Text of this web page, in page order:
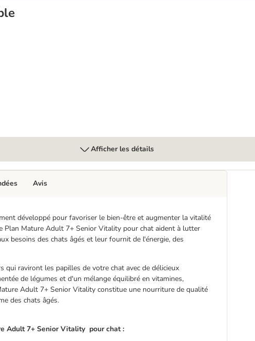
Afficher les détails
développé pour favoriser le bien-être et augmenter la vitalité
Plan Mature Adult 7+ Senior Vitality pour chat aident à lutter
besoins des chats âgés et leur fournit de l'énergie, des
qui raviront les papilles de votre chat avec de délicieux
de légumes et d'un mélange équilibré en vitamines,
Adult 7+ Senior Vitality constitue une nourriture de qualité
des chats âgés.
Adult 7+ Senior Vitality pour chat :
Avis